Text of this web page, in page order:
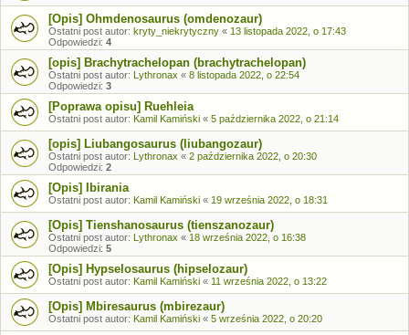
[Opis] Ohmdenosaurus (omdenozaur)
Ostatni post autor: kryty_niekrytyczny « 13 listopada 2022, o 17:43
Odpowiedzi: 4
[opis] Brachytrachelopan (brachytrachelopan)
Ostatni post autor: Lythronax « 8 listopada 2022, o 22:54
Odpowiedzi: 3
[Poprawa opisu] Ruehleia
Ostatni post autor: Kamil Kamiński « 5 października 2022, o 21:14
[opis] Liubangosaurus (liubangozaur)
Ostatni post autor: Lythronax « 2 października 2022, o 20:30
Odpowiedzi: 2
[Opis] Ibirania
Ostatni post autor: Kamil Kamiński « 19 września 2022, o 18:31
[Opis] Tienshanosaurus (tienszanozaur)
Ostatni post autor: Lythronax « 18 września 2022, o 16:38
Odpowiedzi: 5
[Opis] Hypselosaurus (hipselozaur)
Ostatni post autor: Kamil Kamiński « 11 września 2022, o 13:22
[Opis] Mbiresaurus (mbirezaur)
Ostatni post autor: Kamil Kamiński « 5 września 2022, o 20:20